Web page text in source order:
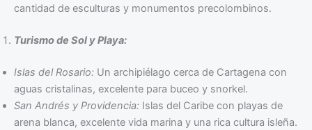
cantidad de esculturas y monumentos precolombinos.
Turismo de Sol y Playa:
Islas del Rosario: Un archipiélago cerca de Cartagena con
aguas cristalinas, excelente para buceo y snorkel.
San Andrés y Providencia: Islas del Caribe con playas de
arena blanca, excelente vida marina y una rica cultura isleña.